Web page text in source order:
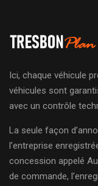
Ici, chaque véhicule
véhicules sont
avec un contrôle
La seule façon
l’entreprise
concession appelé
de commande,